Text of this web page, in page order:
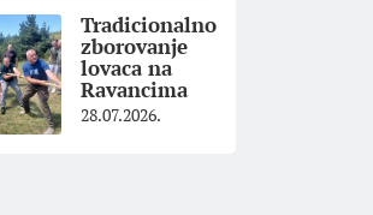
Tradicionalno
zborovanje
lovaca na
Ravancima
28.07.2026.